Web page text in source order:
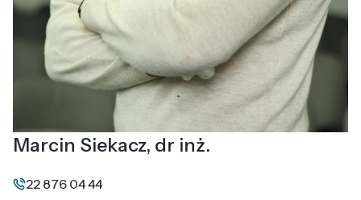
Marcin Siekacz, dr inż.
22 876 04 44